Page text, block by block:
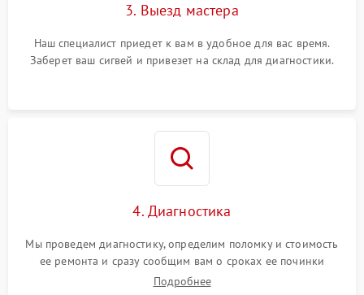
3. Выезд мастера
Наш специалист приедет к вам в удобное для вас время.
Заберет ваш сигвей и привезет на склад для диагностики.
4. Диагностика
Мы проведем диагностику, определим поломку и стоимость
ее ремонта и сразу сообщим вам о сроках ее починки
Подробнее